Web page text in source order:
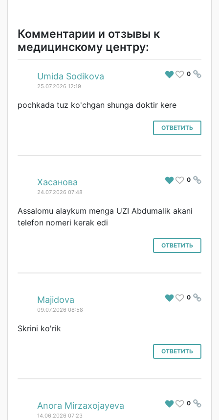
Комментарии и отзывы к
медицинскому центру:
# 0
Umida Sodikova
25.07.2026 12:19
pochkada tuz ko'chgan shunga doktir kere
ОТВЕТИТЬ
# 0
Хасанова
24.07.2026 07:48
Assalomu alaykum menga UZI Abdumalik akani
telefon nomeri kerak edi
ОТВЕТИТЬ
# 0
Majidova
09.07.2026 08:58
Skrini ko'rik
ОТВЕТИТЬ
# 0
Anora Mirzaxojayeva
14.06.2026 07:23